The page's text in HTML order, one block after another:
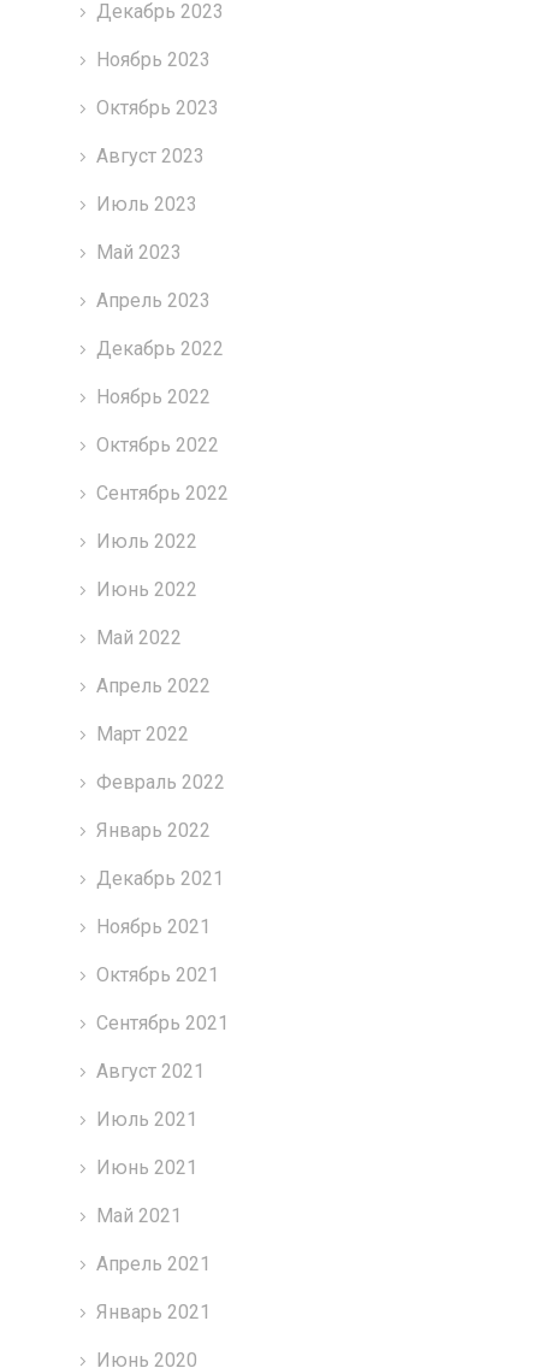
Декабрь 2023
Ноябрь 2023
Октябрь 2023
Август 2023
Июль 2023
Май 2023
Апрель 2023
Декабрь 2022
Ноябрь 2022
Октябрь 2022
Сентябрь 2022
Июль 2022
Июнь 2022
Май 2022
Апрель 2022
Март 2022
Февраль 2022
Январь 2022
Декабрь 2021
Ноябрь 2021
Октябрь 2021
Сентябрь 2021
Август 2021
Июль 2021
Июнь 2021
Май 2021
Апрель 2021
Январь 2021
Июнь 2020